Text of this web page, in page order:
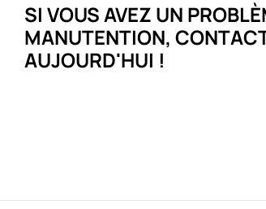
SI VOUS AVEZ UN
MANUTENTION,
AUJOURD'HUI !